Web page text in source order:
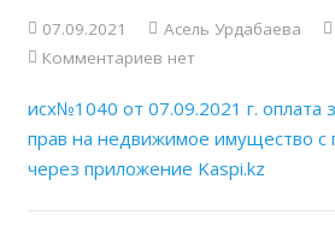
07.09.2021 Асель Урдабаева
Комментариев нет
исх№1040 от 07.09.2021 г. оплата
прав на недвижимое имущество
через приложение Kaspi.kz